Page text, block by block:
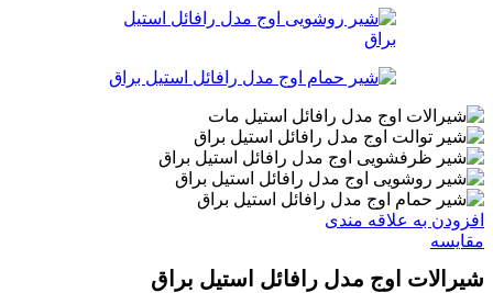
افزودن به علاقه مندی
مقایسه
شیرالات اوج مدل رافائل استیل براق